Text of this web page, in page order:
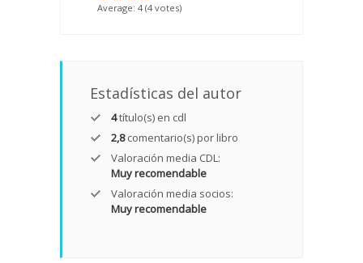
Average: 4 (4 votes)
Estadísticas del autor
4título(s) en cdl
2,8comentario(s) por libro
Valoración media CDL:
Muy recomendable
Valoración media socios:
Muy recomendable